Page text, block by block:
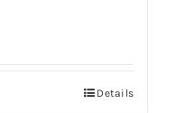
Details